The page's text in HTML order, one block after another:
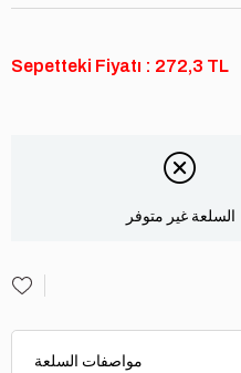
Sepetteki Fiyatı : 272,3 TL
السلعة غير متوفر
مواصفات السلعة